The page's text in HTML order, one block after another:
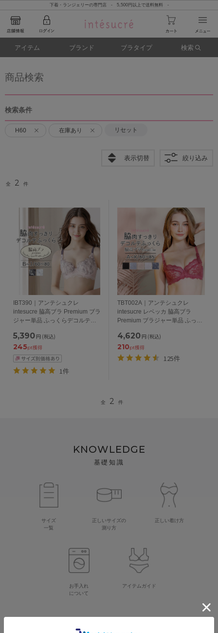
下着・ランジェリーの専門店 - 5,500円以上で送料無料 -
アイテム ブランド ブラタイプ 検索
商品検索
検索条件
H60 在庫あり リセット
表示切替 絞り込み
全 2 件
IBT390｜アンテシュクレ
intesucre 脇高ブラ Premium ブラ
ジャー単品 ふっくらデコルテメ
ー60/65/70/75cm
5,390 円 (税込)
245pt獲得
1件
TBT002A｜アンテシュクレ
intesucre レベッカ 脇高ブラ
Premium ブラジャー単品 ふっく
ABCDEFGHIJKカップ アンダー
60/65/70/75/80/85cm
4,620 円 (税込)
210pt獲得
125件
全 2 件
KNOWLEDGE
基礎知識
サイズ
一覧
正しいサイズの
測り方
正しい着け方
お手入れ
について
アイテムガイド